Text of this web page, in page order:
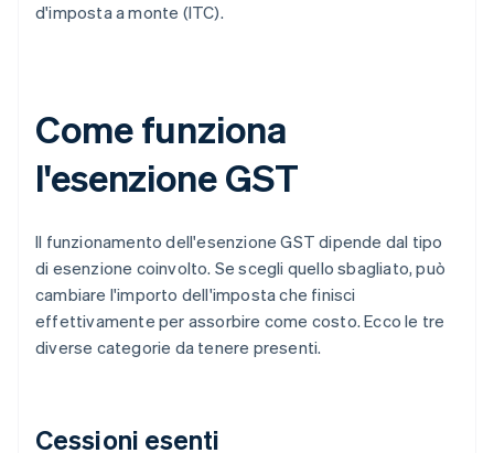
d'imposta a monte (ITC).
Come funziona
l'esenzione GST
Il funzionamento dell'esenzione GST dipende dal tipo
di esenzione coinvolto. Se scegli quello sbagliato, può
cambiare l'importo dell'imposta che finisci
effettivamente per assorbire come costo. Ecco le tre
diverse categorie da tenere presenti.
Cessioni esenti